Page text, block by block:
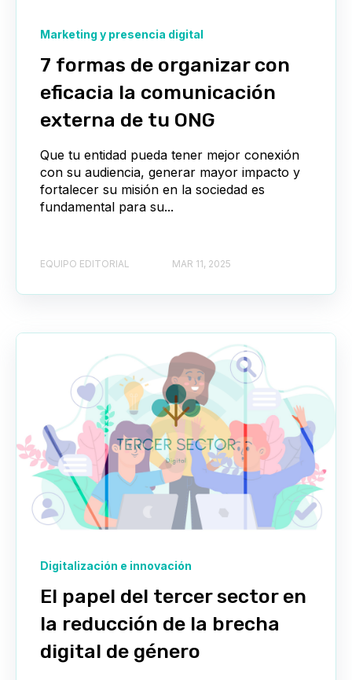
Marketing y presencia digital
7 formas de organizar con
eficacia la comunicación
externa de tu ONG
Que tu entidad pueda tener mejor conexión
con su audiencia, generar mayor impacto y
fortalecer su misión en la sociedad es
fundamental para su...
EQUIPO EDITORIAL MAR 11, 2025
Digitalización e innovación
El papel del tercer sector en
la reducción de la brecha
digital de género